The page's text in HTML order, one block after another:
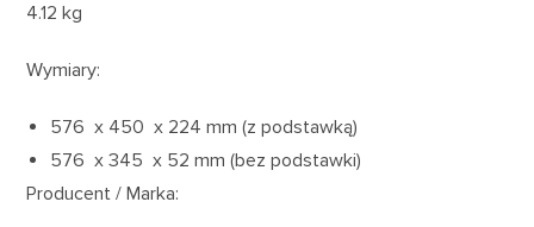
4.12 kg
Wymiary:
576 x 450 x 224 mm (z podstawką)
576 x 345 x 52 mm (bez podstawki)
Producent / Marka: